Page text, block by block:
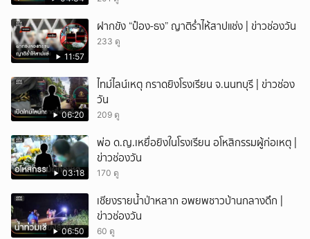
11:57
ฝากขัง “ป๋อง-ธง” ญาติร่ำไห้สาปแช่ง | ข่าวช่องวัน
233 ดู
06:20
ไทม์ไลน์เหตุ กราดยิงโรงเรียน จ.นนทบุรี | ข่าวช่อง
วัน
209 ดู
03:18
พ่อ ด.ญ.เหยื่อยิงในโรงเรียน อโหสิกรรมผู้ก่อเหตุ |
ข่าวช่องวัน
170 ดู
06:50
เชียงรายน้ำป่าหลาก อพยพชาวบ้านกลางดึก |
ข่าวช่องวัน
60 ดู